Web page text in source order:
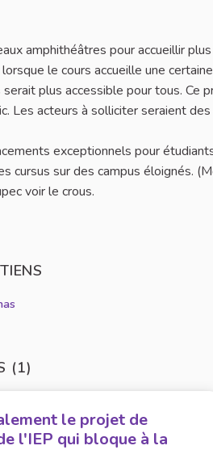
amphithéâtres pour accueillir
le cours accueille une
serait plus accessible pour tous.
Les acteurs à solliciter seraient
exceptionnels pour
cursus sur des campus éloignés.
voir le crous.
(1)
le projet de
l'IEP qui bloque à la